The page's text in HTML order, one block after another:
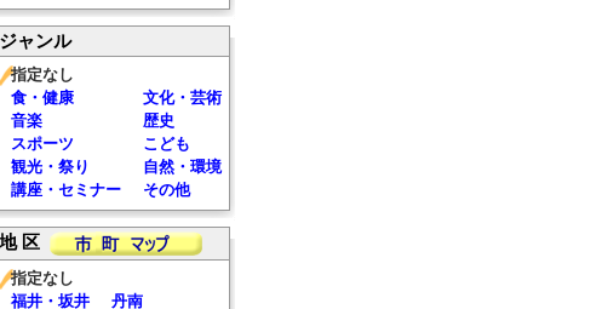
ジャンル
指定なし
食・健康
文化・芸術
音楽
歴史
スポーツ
こども
観光・祭り
自然・環境
講座・セミナー
その他
地 区
指定なし
福井・坂井
丹南